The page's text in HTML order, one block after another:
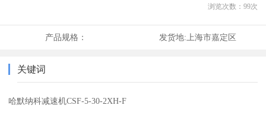
浏览次数： 99次
产品规格： 发货地: 上海市嘉定区
关键词
哈默纳科减速机CSF-5-30-2XH-F